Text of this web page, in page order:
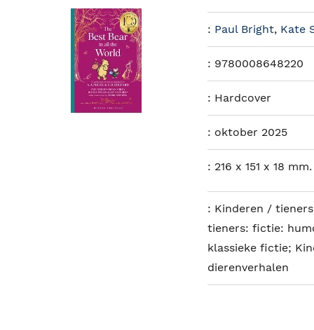
: Paul Bright, Kate
: 9780008648220
: Hardcover
: oktober 2025
: 216 x 151 x 18 mm.
: Kinderen /
tieners: fictie:
klassieke fictie;
dierenverhalen